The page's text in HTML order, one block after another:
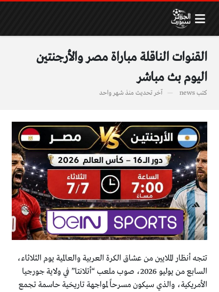
القنوات الناقلة مباراة مصر والأرجنتين
اليوم بث مباشر
كتبnews آخر تحديث منذ شهر واحد
تتجه أنظار الملايين من عشاق الكرة العربية والعالمية يوم الثلاثاء،
السابع من يوليو 2026، صوب ملعب “أتلانتا” في ولاية جورجيا
الأمريكية، والذي سيكون مسرحاً لمواجهة تاريخية حاسمة تجمع